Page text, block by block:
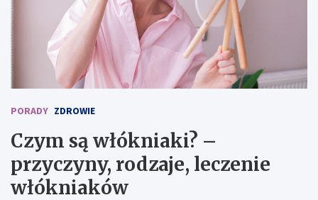
PORADY ZDROWIE
Czym są włókniaki? –
przyczyny, rodzaje, leczenie
włókniaków